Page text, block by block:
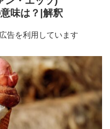
味は？|解釈
告を利用しています